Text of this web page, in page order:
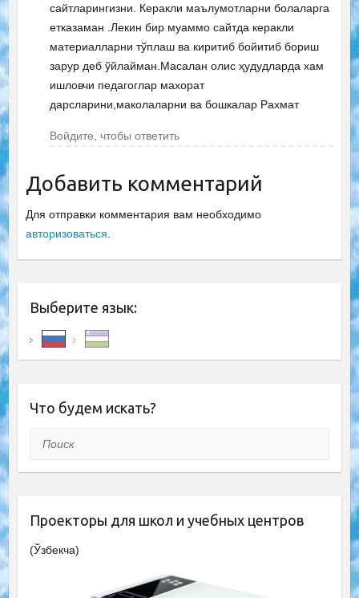
сайтларингизни. Керакли маълумотларни болаларга
етказаман .Лекин бир муаммо сайтда керакли
материалларни тўплаш ва киритиб бойитиб бориш
зарур деб ўйлайман.Масалан олис ҳудудларда хам
ишловчи педагоглар махорат
дарсларини,маколаларни ва бошкалар Рахмат
Войдите, чтобы ответить
Добавить комментарий
Для отправки комментария вам необходимо
авторизоваться.
Выберите язык:
Что будем искать?
Поиск
Проекторы для школ и учебных центров
(Ўзбекча)